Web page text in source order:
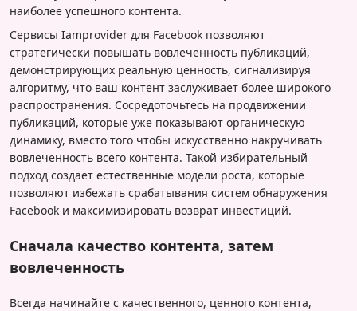
наиболее успешного контента.
Сервисы Iamprovider для Facebook позволяют
стратегически повышать вовлеченность публикаций,
демонстрирующих реальную ценность, сигнализируя
алгоритму, что ваш контент заслуживает более широкого
распространения. Сосредоточьтесь на продвижении
публикаций, которые уже показывают органическую
динамику, вместо того чтобы искусственно накручивать
вовлеченность всего контента. Такой избирательный
подход создает естественные модели роста, которые
позволяют избежать срабатывания систем обнаружения
Facebook и максимизировать возврат инвестиций.
Сначала качество контента, затем
вовлеченность
Всегда начинайте с качественного, ценного контента,